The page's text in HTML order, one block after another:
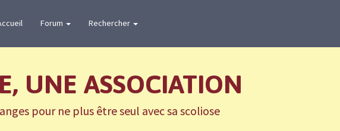
Forum Rechercher
UNE ASSOCIATION
pour ne plus être seul avec sa scoliose